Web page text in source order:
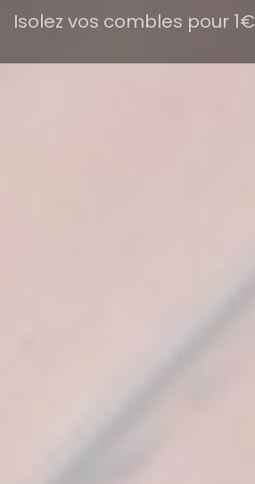
Isolez vos combles pour 1€